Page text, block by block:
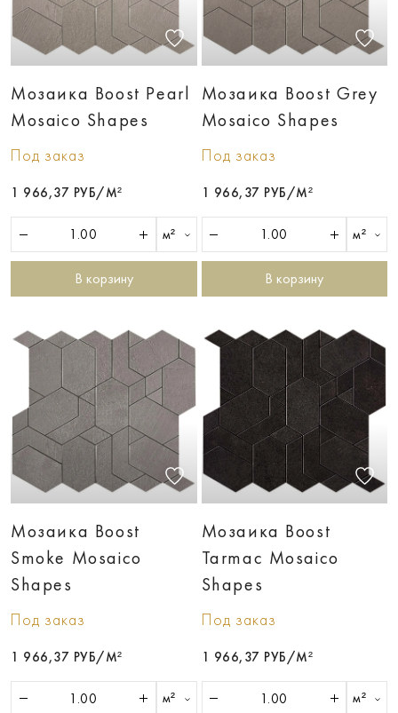
Мозаика Boost Pearl
Mosaico Shapes
Под заказ
1 966,37 РУБ/М²
м²
В корзину
Мозаика Boost Grey
Mosaico Shapes
Под заказ
1 966,37 РУБ/М²
м²
В корзину
Мозаика Boost
Smoke Mosaico
Shapes
Под заказ
1 966,37 РУБ/М²
м²
Мозаика Boost
Tarmac Mosaico
Shapes
Под заказ
1 966,37 РУБ/М²
м²